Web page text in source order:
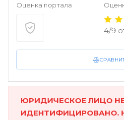
Оценка портала
4/9
ЮРИДИЧЕСКОЕ ЛИЦО
ИДЕНТИФИЦИРОВАНО.